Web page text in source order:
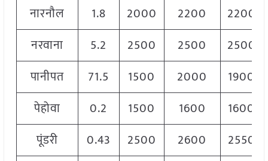
नारनौल
1.8 2000 2200
2200
नरवाना
5.2 2500 2500
2500
पानीपत
71.5 1500 2000
1900
पेहोवा
0.2 1500 1600
1600
पूंडरी
0.43 2500 2600
2550